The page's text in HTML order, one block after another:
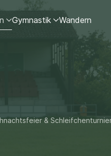
Gymnastik Wandern
&